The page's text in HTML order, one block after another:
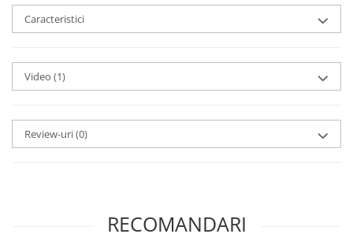
Caracteristici
Video (1)
Review-uri(0)
RECOMANDARI